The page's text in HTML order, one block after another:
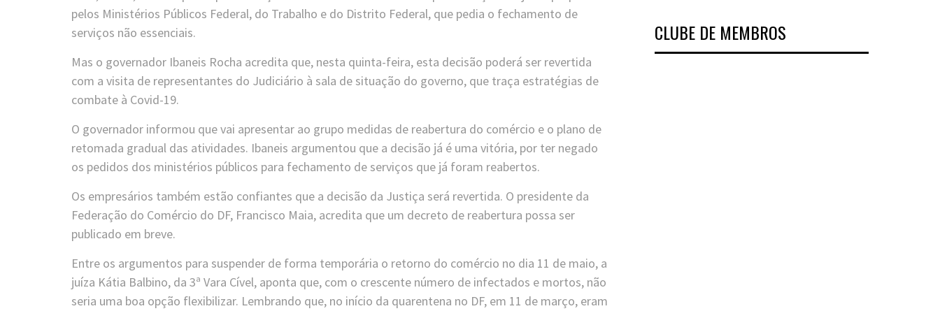
pelos Ministérios Públicos Federal, do Trabalho e do Distrito Federal, que pedia o fechamento de
serviços não essenciais.
Mas o governador Ibaneis Rocha acredita que, nesta quinta-feira, esta decisão poderá ser revertida
com a visita de representantes do Judiciário à sala de situação do governo, que traça estratégias de
combate à Covid-19.
O governador informou que vai apresentar ao grupo medidas de reabertura do comércio e o plano de
retomada gradual das atividades. Ibaneis argumentou que a decisão já é uma vitória, por ter negado
os pedidos dos ministérios públicos para fechamento de serviços que já foram reabertos.
Os empresários também estão confiantes que a decisão da Justiça será revertida. O presidente da
Federação do Comércio do DF, Francisco Maia, acredita que um decreto de reabertura possa ser
publicado em breve.
Entre os argumentos para suspender de forma temporária o retorno do comércio no dia 11 de maio, a
juíza Kátia Balbino, da 3ª Vara Cível, aponta que, com o crescente número de infectados e mortos, não
seria uma boa opção flexibilizar. Lembrando que, no início da quarentena no DF, em 11 de março, eram
CLUBE DE MEMBROS